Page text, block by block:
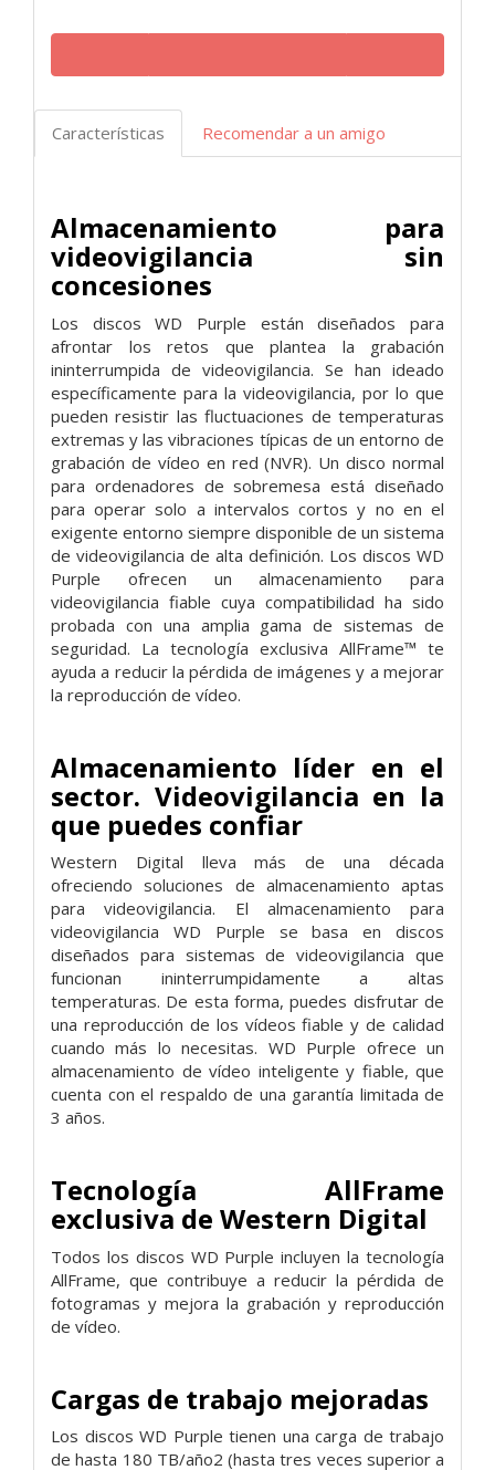
Características Recomendar a un amigo
Almacenamiento para
videovigilancia sin
concesiones
Los discos WD Purple están diseñados para
afrontar los retos que plantea la grabación
ininterrumpida de videovigilancia. Se han ideado
específicamente para la videovigilancia, por lo que
pueden resistir las fluctuaciones de temperaturas
extremas y las vibraciones típicas de un entorno de
grabación de vídeo en red (NVR). Un disco normal
para ordenadores de sobremesa está diseñado
para operar solo a intervalos cortos y no en el
exigente entorno siempre disponible de un sistema
de videovigilancia de alta definición. Los discos WD
Purple ofrecen un almacenamiento para
videovigilancia fiable cuya compatibilidad ha sido
probada con una amplia gama de sistemas de
seguridad. La tecnología exclusiva AllFrame™ te
ayuda a reducir la pérdida de imágenes y a mejorar
la reproducción de vídeo.
Almacenamiento líder en el
sector. Videovigilancia en la
que puedes confiar
Western Digital lleva más de una década
ofreciendo soluciones de almacenamiento aptas
para videovigilancia. El almacenamiento para
videovigilancia WD Purple se basa en discos
diseñados para sistemas de videovigilancia que
funcionan ininterrumpidamente a altas
temperaturas. De esta forma, puedes disfrutar de
una reproducción de los vídeos fiable y de calidad
cuando más lo necesitas. WD Purple ofrece un
almacenamiento de vídeo inteligente y fiable, que
cuenta con el respaldo de una garantía limitada de
3 años.
Tecnología AllFrame
exclusiva de Western Digital
Todos los discos WD Purple incluyen la tecnología
AllFrame, que contribuye a reducir la pérdida de
fotogramas y mejora la grabación y reproducción
de vídeo.
Cargas de trabajo mejoradas
Los discos WD Purple tienen una carga de trabajo
de hasta 180 TB/año2 (hasta tres veces superior a